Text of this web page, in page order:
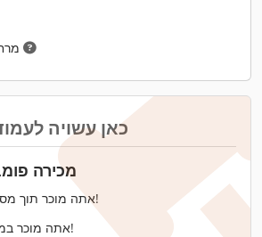
כאן עשויה
מכירה
אתה מוכר תוך מספר שבועות בלבד!
אתה מוכר במחיר הגבוה ביותר!